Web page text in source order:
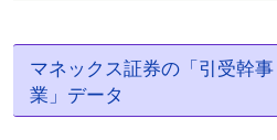
マネックス証券の「引受幹
業」データ